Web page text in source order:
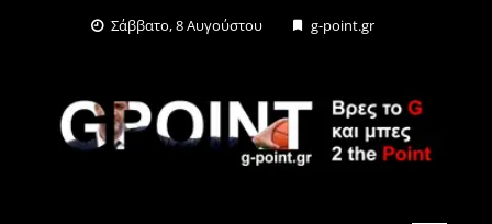
Σάββατο, 8 Αυγούστου g-point.gr
G-POINT.GR